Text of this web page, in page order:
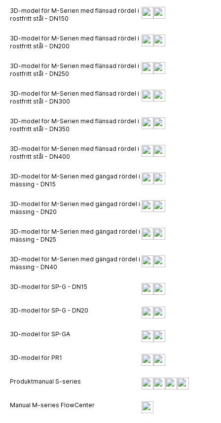
3D-model för M-Serien med flänsad rördel i
rostfritt stål - DN150
3D-model för M-Serien med flänsad rördel i
rostfritt stål - DN200
3D-model för M-Serien med flänsad rördel i
rostfritt stål - DN250
3D-model för M-Serien med flänsad rördel i
rostfritt stål - DN300
3D-model för M-Serien med flänsad rördel i
rostfritt stål - DN350
3D-model för M-Serien med flänsad rördel i
rostfritt stål - DN400
3D-model för M-Serien med gängad rördel i
mässing - DN15
3D-model för M-Serien med gängad rördel i
mässing - DN20
3D-model för M-Serien med gängad rördel i
mässing - DN25
3D-model för M-Serien med gängad rördel i
mässing - DN40
3D-model för SP-G - DN15
3D-model för SP-G - DN20
3D-model för SP-GA
3D-model för PR1
Produktmanual S-series
Manual M-series FlowCenter